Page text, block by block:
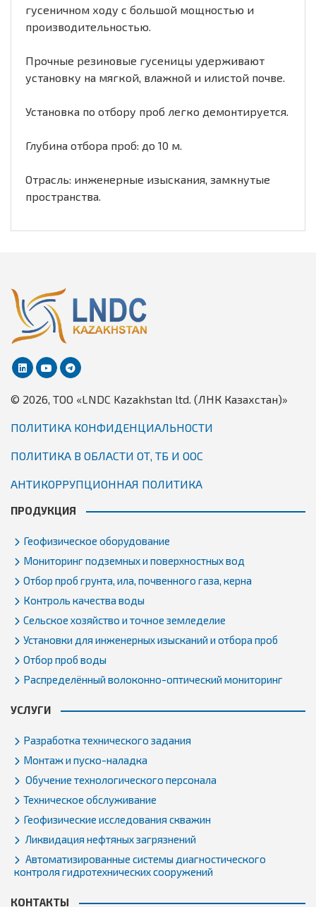
гусеничном ходу с большой мощностью и
производительностью.
Прочные резиновые гусеницы удерживают
установку на мягкой, влажной и илистой почве.
Установка по отбору проб легко демонтируется.
Глубина отбора проб: до 10 м.
Отрасль: инженерные изыскания, замкнутые
пространства.
© 2026, TОО «LNDC Kazakhstan ltd. (ЛНК Казахстан)»
ПОЛИТИКА КОНФИДЕНЦИАЛЬНОСТИ
ПОЛИТИКА В ОБЛАСТИ ОТ, ТБ И ООС
АНТИКОРРУПЦИОННАЯ ПОЛИТИКА
ПРОДУКЦИЯ
Геофизическое оборудование
Мониторинг подземных и поверхностных вод
Отбор проб грунта, ила, почвенного газа, керна
Контроль качества воды
Сельское хозяйство и точное земледелие
Установки для инженерных изысканий и отбора проб
Отбор проб воды
Распределённый волоконно-оптический мониторинг
УСЛУГИ
Разработка технического задания
Монтаж и пуско-наладка
Обучение технологического персонала
Техническое обслуживание
Геофизические исследования скважин
Ликвидация нефтяных загрязнений
Автоматизированные системы диагностического
контроля гидротехнических сооружений
КОНТАКТЫ